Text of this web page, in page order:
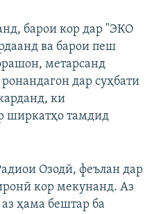
1080p
720p
1080p
барои кор дар "ЭКО
ва барои пеш
метарсанд
дар суҳбати
ки
ширкатҳо тамдид
Озодӣ, феълан дар
кор мекунанд. Аз
ҳама бештар ба